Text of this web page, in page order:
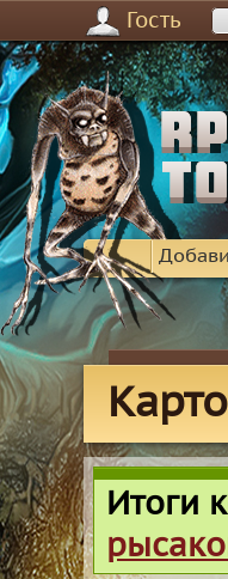
Гость
Итоги